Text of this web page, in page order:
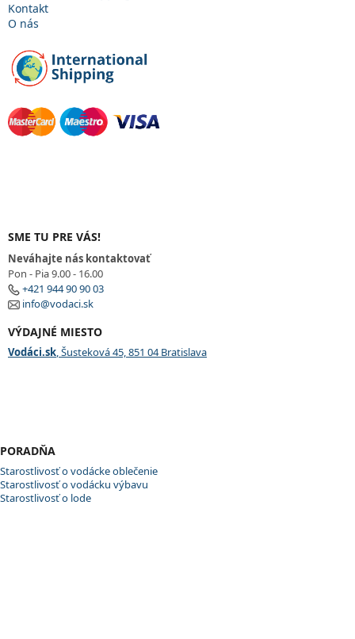
Kontakt
O nás
SME TU PRE VÁS!
Neváhajte nás kontaktovať
Pon - Pia 9.00 - 16.00
+421 944 90 90 03
info@vodaci.sk
VÝDAJNÉ MIESTO
Vodáci.sk, Šusteková 45, 851 04 Bratislava
PORADŇA
Starostlivosť o vodácke oblečenie
Starostlivosť o vodácku výbavu
Starostlivosť o lode